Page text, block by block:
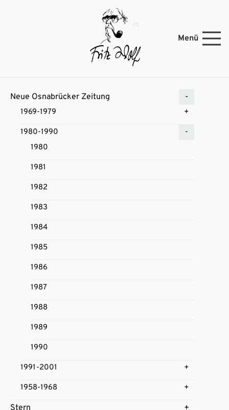
Menü
Neue Osnabrücker Zeitung
1969-1979
1980-1990
1980
1981
1982
1983
1984
1985
1986
1987
1988
1989
1990
1991-2001
1958-1968
Stern